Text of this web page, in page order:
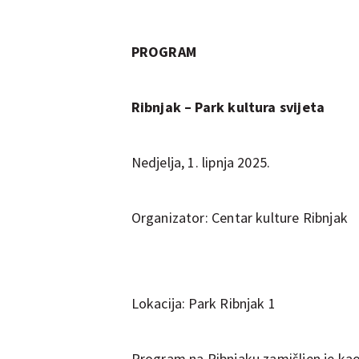
PROGRAM
Ribnjak – Park kultura svijeta
Nedjelja, 1. lipnja 2025.
Organizator: Centar kulture Ribnjak
Lokacija: Park Ribnjak 1